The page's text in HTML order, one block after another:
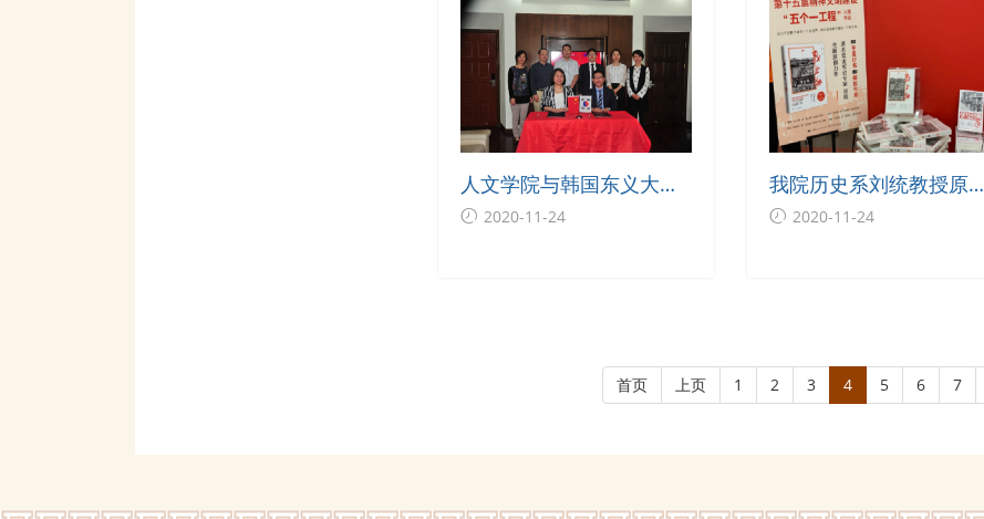
人文学院与韩国东义大学
签署语言生项目合作协议
2020-11-24
我院历史系刘统教授原创
力作《战上海》入选“五个
2020-11-24
首页 上页 1 2 3 4 5 6 7